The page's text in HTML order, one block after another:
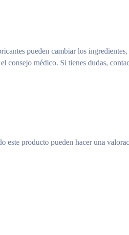
pueden cambiar los
consejo médico. Si tienes dudas,
este producto pueden hacer una